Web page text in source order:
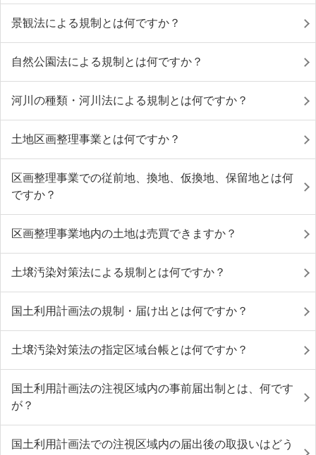
景観法による規制とは何ですか？
自然公園法による規制とは何ですか？
河川の種類・河川法による規制とは何ですか？
土地区画整理事業とは何ですか？
区画整理事業での従前地、換地、仮換地、保留地とは何
ですか？
区画整理事業地内の土地は売買できますか？
土壌汚染対策法による規制とは何ですか？
国土利用計画法の規制・届け出とは何ですか？
土壌汚染対策法の指定区域台帳とは何ですか？
国土利用計画法の注視区域内の事前届出制とは、何です
が？
国土利用計画法での注視区域内の届出後の取扱いはどう